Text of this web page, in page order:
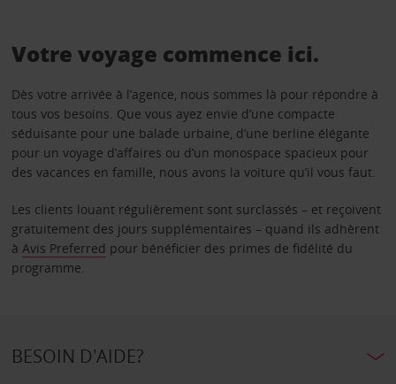
Votre voyage commence ici.
Dès votre arrivée à l’agence, nous sommes là pour répondre à
tous vos besoins. Que vous ayez envie d’une compacte
séduisante pour une balade urbaine, d’une berline élégante
pour un voyage d’affaires ou d’un monospace spacieux pour
des vacances en famille, nous avons la voiture qu’il vous faut.
Les clients louant régulièrement sont surclassés – et reçoivent
gratuitement des jours supplémentaires – quand ils adhèrent
à Avis Preferred pour bénéficier des primes de fidélité du
programme.
BESOIN D'AIDE?